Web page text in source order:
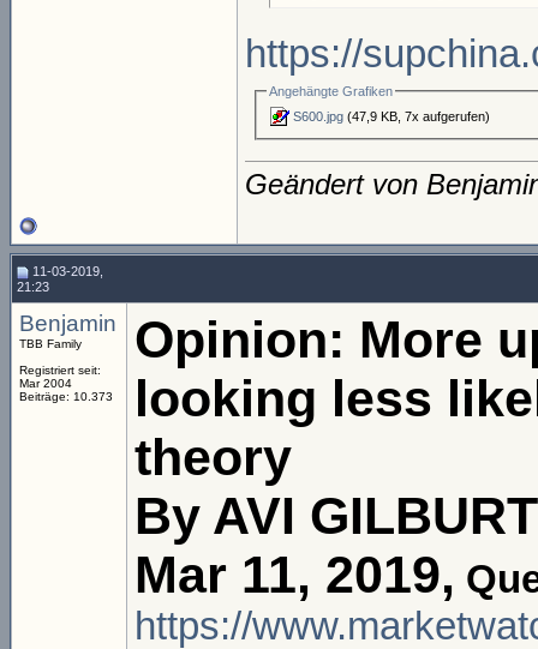
https://
Angehängte Grafiken
S600.jpg (47,9 KB, 7x aufgerufen)
Geändert von
11-03-2019,
21:23
Benjamin
TBB Family
Registriert seit:
Mar 2004
Beiträge: 10.373
Opinion: More
looking less
theory
By AVI GILBURT
Mar 11, 2019,
https://